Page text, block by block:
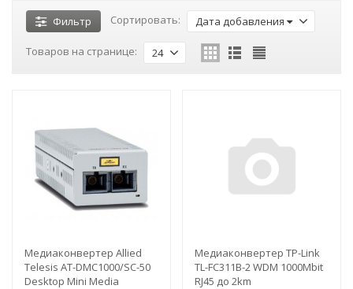
Фильтр Сортировать: Дата добавления
Товаров на странице: 24
Медиаконвертер Allied
Telesis AT-DMC1000/SC-50
Desktop Mini Media
Медиаконвертер TP-Link
TL-FC311B-2 WDM 1000Mbit
RJ45 до 2km